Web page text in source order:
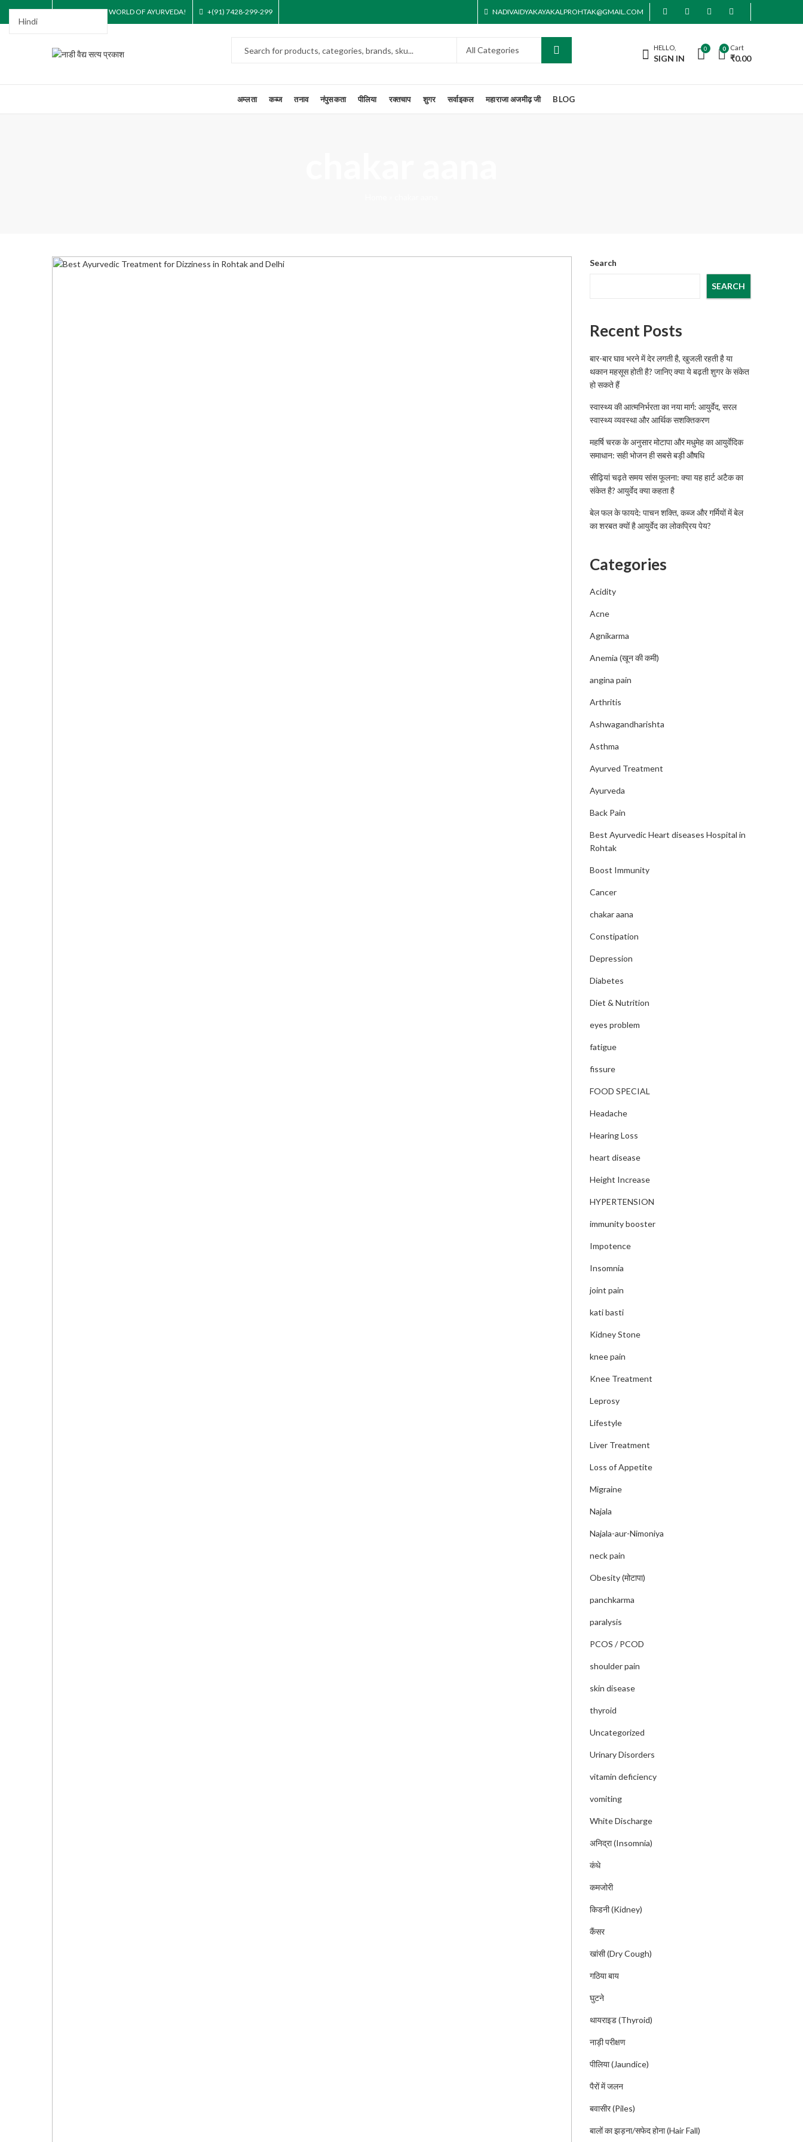
STEP INTO THE WORLD OF AYURVEDA! +(91) 7428-299-299 NADIVAIDYAKAYAKALPROHTAK@GMAIL.COM
HELLO,
SIGN IN
0 0 Cart
₹0.00
अम्लता कब्ज तनाव नंपुसकता पीलिया रक्तचाप शुगर सर्वाइकल महाराजा अजमीढ़ जी BLOG
Search
SEARCH
Recent Posts
बार-बार घाव भरने में देर लगती है, खुजली रहती है या
थकान महसूस होती है? जानिए क्या ये बढ़ती शुगर के संकेत
हो सकते हैं
स्वास्थ्य की आत्मनिर्भरता का नया मार्ग: आयुर्वेद, सरल
स्वास्थ्य व्यवस्था और आर्थिक सशक्तिकरण
महर्षि चरक के अनुसार मोटापा और मधुमेह का आयुर्वेदिक
समाधान: सही भोजन ही सबसे बड़ी औषधि
सीढ़ियां चढ़ते समय सांस फूलना: क्या यह हार्ट अटैक का
संकेत है? आयुर्वेद क्या कहता है
बेल फल के फायदे: पाचन शक्ति, कब्ज और गर्मियों में बेल
का शरबत क्यों है आयुर्वेद का लोकप्रिय पेय?
Categories
Acidity
Acne
Agnikarma
Anemia (खून की कमी)
angina pain
Arthritis
Ashwagandharishta
Asthma
Ayurved Treatment
Ayurveda
Back Pain
Best Ayurvedic Heart diseases Hospital in
Rohtak
Boost Immunity
Cancer
chakar aana
Constipation
Depression
Diabetes
Diet & Nutrition
eyes problem
fatigue
fissure
FOOD SPECIAL
Headache
Hearing Loss
heart disease
Height Increase
HYPERTENSION
immunity booster
Impotence
Insomnia
joint pain
kati basti
Kidney Stone
knee pain
Knee Treatment
Leprosy
Lifestyle
Liver Treatment
Loss of Appetite
Migraine
Najala
Najala-aur-Nimoniya
neck pain
Obesity (मोटापा)
panchkarma
paralysis
PCOS / PCOD
shoulder pain
skin disease
thyroid
Uncategorized
Urinary Disorders
vitamin deficiency
vomiting
White Discharge
अनिद्रा (Insomnia)
कंधे
कमजोरी
किडनी (Kidney)
कैंसर
खांसी (Dry Cough)
गठिया बाय
घुटने
थायराइड (Thyroid)
नाड़ी परीक्षण
पीलिया (Jaundice)
पैरों में जलन
बवासीर (Piles)
बालों का झड़ना/सफेद होना (Hair Fall)